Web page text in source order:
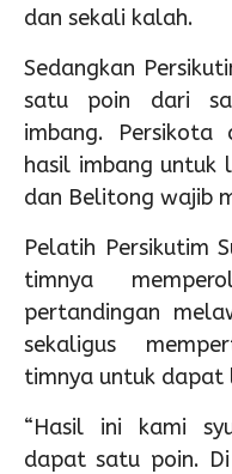
dan sekali kalah.
Sedangkan
satu poin dari
imbang. Persikota
hasil imbang untuk
dan Belitong wajib
Pelatih Persikutim
timnya
pertandingan
sekaligus
timnya untuk dapat
“Hasil ini kami
dapat satu poin.